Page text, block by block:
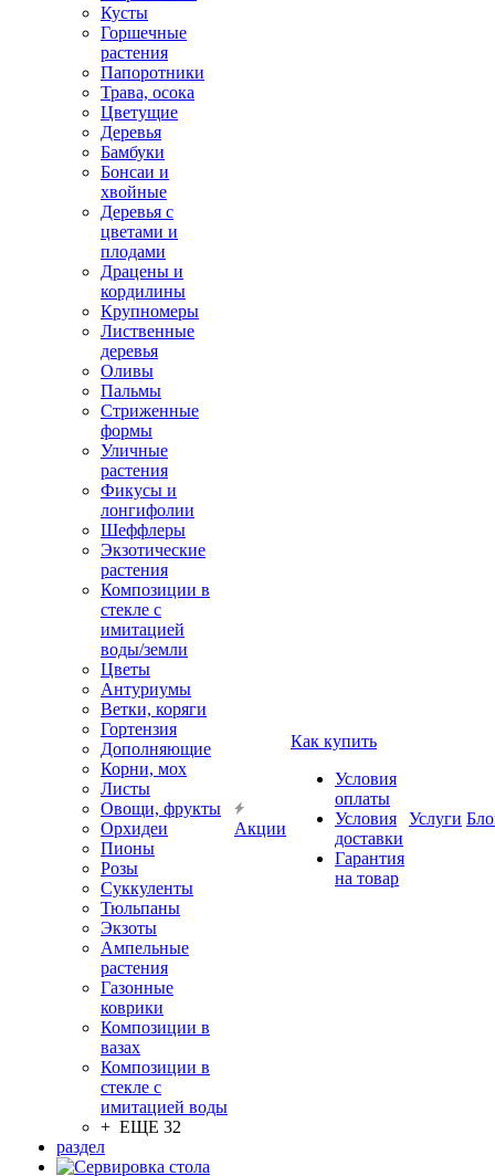
Кусты
Горшечные
растения
Папоротники
Трава, осока
Цветущие
Деревья
Бамбуки
Бонсаи и
хвойные
Деревья с
цветами и
плодами
Драцены и
кордилины
Крупномеры
Лиственные
деревья
Оливы
Пальмы
Стриженные
формы
Уличные
растения
Фикусы и
лонгифолии
Шеффлеры
Экзотические
растения
Композиции в
стекле с
имитацией
воды/земли
Цветы
Антуриумы
Ветки, коряги
Гортензия
Дополняющие
Корни, мох
Листы
Овощи, фрукты
Орхидеи
Пионы
Розы
Суккуленты
Тюльпаны
Экзоты
Ампельные
растения
Газонные
коврики
Композиции в
вазах
Композиции в
стекле с
имитацией воды
+ ЕЩЕ 32
раздел
Акции
Как купить
Условия
оплаты
Условия
доставки
Гарантия
на товар
Услуги